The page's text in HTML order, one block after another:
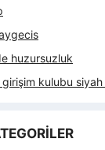
huzursuzluk
kulubu siyah